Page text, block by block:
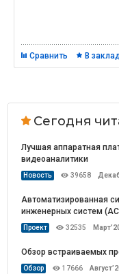
Сравнить В
Сегодня
Лучшая аппаратная
видеоаналитики
Новость 39658
Автоматизированная
инженерных систем
Проект 32535
Обзор встраиваемых
Обзор 17666